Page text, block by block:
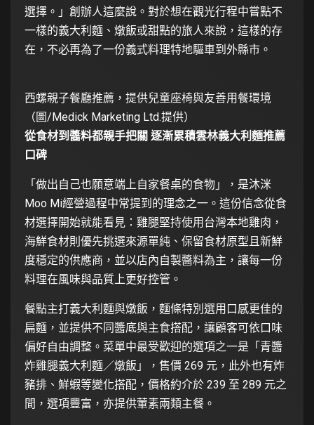
選擇。」創辦人這麼說。對於想在觀光行程中嘗點不
一樣的義大利麵、燉飯或甜點的旅人來說，這樣的存
在，不必再為了一份義式料理特地驅車到外縣市。
西螺親子餐廳推薦，提供兒童座椅與友善用餐環境
（圖/Medick Marketing Ltd.提供）
從食材到醬料都親手把關 逐漸累積雲林義大利麵推薦
口碑
「做出自己也願意端上自家餐桌的食物」，是沐洣
Moo Mi經營過程中常提到的理念之一。這份信念從食
材選擇開始就能看見：雞腿堅持使用台灣本地雞肉，
海鮮食材則優先挑選來源單純、保留食材原型且新鮮
度穩定的供應商，並以店內自製醬料為主，讓每一份
料理在風味與品質上更好控管。
餐點主打義大利麵與燉飯，麵條特別選用口感更佳的
扁麵，並提供不同醬底與主食搭配，讓顧客可依口味
偏好自由調整。菜單中最受歡迎的選項之一是「青醬
炸雞腿義大利麵／燉飯」，售價 269 元，此外也有炸
豬排、鮮蝦等變化搭配，價格約介於 239 至 289 元之
間，選項豐富，亦提供葷素兩類主餐。